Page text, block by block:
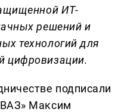
ИТ-
решений и
технологий для
цифровизации.
подписали
Максим